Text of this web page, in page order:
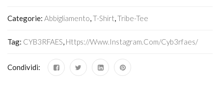
Categorie: Abbigliamento,T-Shirt,Tribe-Tee
Tag: CYB3RFAES, Https://www.instagram.com/cyb3rfaes/
Condividi: